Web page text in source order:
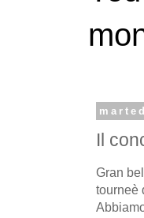
Il
Gran
tourneè